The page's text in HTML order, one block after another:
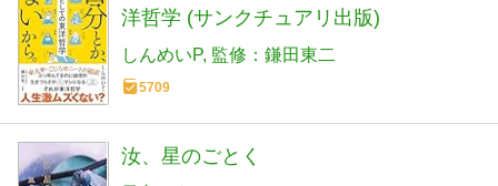
洋哲学 (サンクチュアリ出版)
しんめいP 監修：鎌田東二
5709
汝、星のごとく